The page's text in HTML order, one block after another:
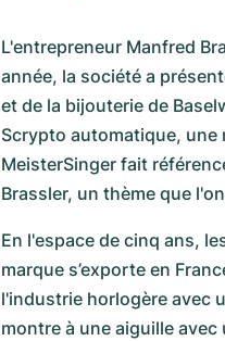
L'entrepreneur Manfred
année, la société a
et de la bijouterie de
Scrypto automatique, une
MeisterSinger fait
Brassler, un thème que
En l'espace de cinq ans,
marque s’exporte en
l'industrie horlogère avec
montre à une aiguille